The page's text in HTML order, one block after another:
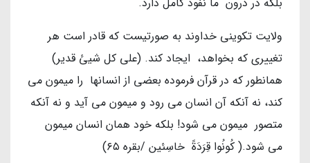
ولایت تکوینی خداوند به صورتیست که قادر است هر
تغییری که بخواهد، ایجاد کند. (علی کل شیئ قدیر)
همانطور که در قرآن فرموده بعضی از انسانها را میمون می
کند، نه آنکه آن انسان می رود و میمون می آید و نه آنکه
متصور میمون می شود! بلکه خود همان انسان میمون
می شود.( كُونُوا قِرَدَةً خاسِئين‏ /بقره ۶۵)